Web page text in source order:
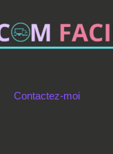
Contactez-moi